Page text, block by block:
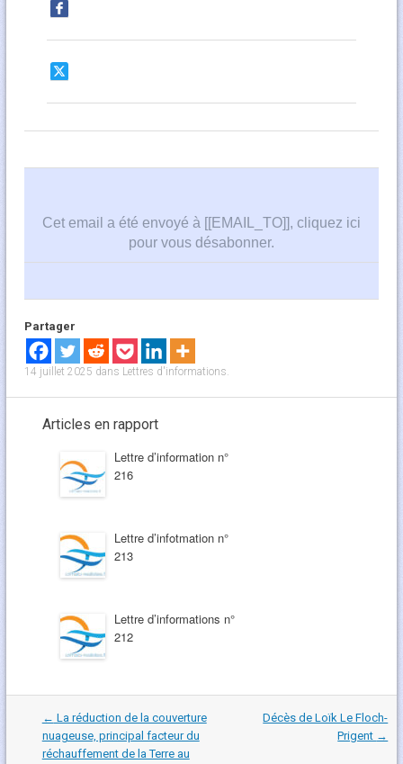
Cet email a été envoyé à [[EMAIL_TO]], cliquez ici
pour vous désabonner.
Partager
14 juillet 2025 dans Lettres d'informations.
Articles en rapport
Lettre d’information n°
216
Lettre d’infotmation n°
213
Lettre d’informations n°
212
Navigation
les
articles
← La réduction de la couverture
nuageuse, principal facteur du
réchauffement de la Terre au
Décès de Loïk Le Floch-
Prigent →